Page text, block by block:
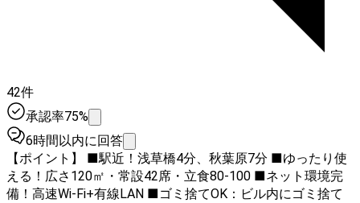
42件
承認率75%
6時間以内に回答
【ポイント】 ■駅近！浅草橋4分、秋葉原7分 ■ゆったり使
える！広さ120㎡・常設42席・立食80-100 ■ネット環境完
備！高速Wi-Fi+有線LAN ■ゴミ捨てOK：ビル内にゴミ捨て